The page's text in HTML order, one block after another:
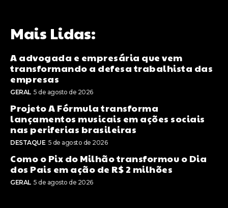
Mais Lidas:
A advogada e empresária que vem
transformando a defesa trabalhista das
empresas
GERAL 5 de agosto de 2026
Projeto A Fórmula transforma
lançamentos musicais em ações sociais
nas periferias brasileiras
DESTAQUE 5 de agosto de 2026
Como o Pix do Milhão transformou o Dia
dos Pais em ação de R$ 2 milhões
GERAL 5 de agosto de 2026